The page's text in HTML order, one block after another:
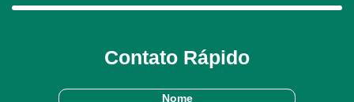
Contato Rápido